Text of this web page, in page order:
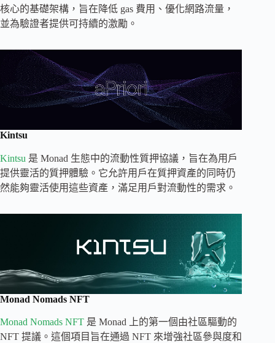
核心的基礎架構，旨在降低 gas 費用、優化網路流量，
並為驗證者提供可持續的激勵。
Kintsu
Kintsu 是 Monad 生態中的流動性質押協議，旨在為用戶
提供靈活的質押體驗。它允許用戶在質押資產的同時仍
然能夠靈活使用這些資產，滿足用戶對流動性的需求。
Monad Nomads NFT
Monad Nomads NFT 是 Monad 上的第一個由社區驅動的
NFT 提議。這個項目旨在通過 NFT 來增強社區參與度和